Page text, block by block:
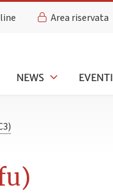
Area riservata
NEWS EVENTI